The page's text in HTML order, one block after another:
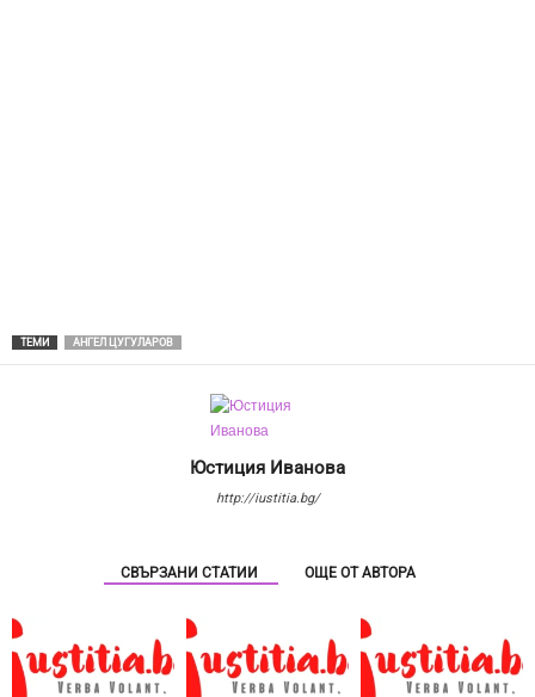
ТЕМИ АНГЕЛ ЦУГУЛАРОВ
Юстиция Иванова
http://iustitia.bg/
СВЪРЗАНИ СТАТИИ ОЩЕ ОТ АВТОРА